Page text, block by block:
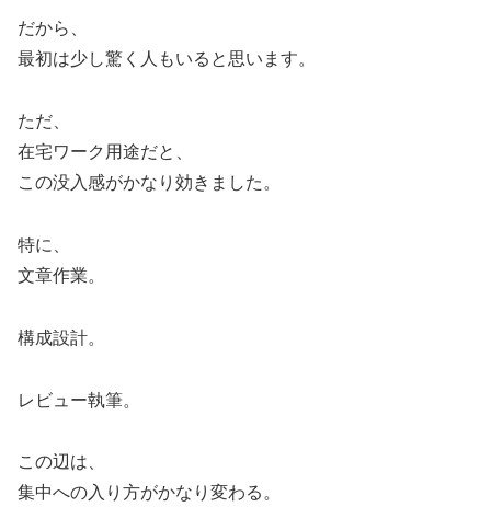
だから、
最初は少し驚く人もいると思います。
ただ、
在宅ワーク用途だと、
この没入感がかなり効きました。
特に、
文章作業。
構成設計。
レビュー執筆。
この辺は、
集中への入り方がかなり変わる。